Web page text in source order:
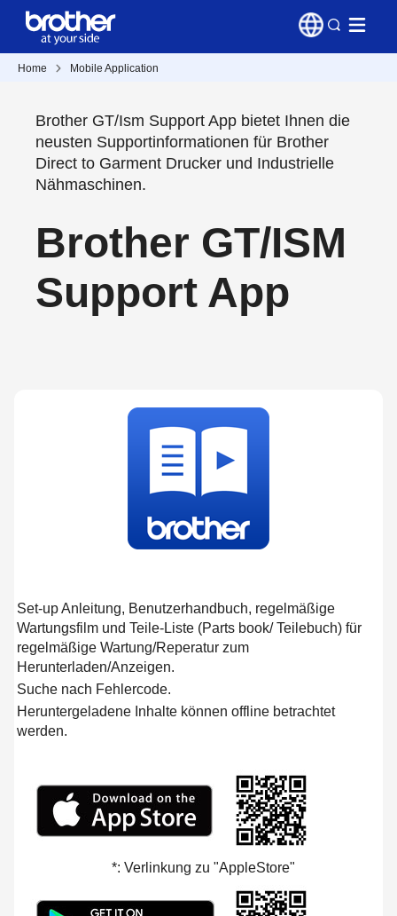
Home Mobile Application
Brother GT/Ism Support App bietet Ihnen die
neusten Supportinformationen für Brother
Direct to Garment Drucker und Industrielle
Nähmaschinen.
Brother GT/ISM
Support App
Set-up Anleitung, Benutzerhandbuch, regelmäßige
Wartungsfilm und Teile-Liste (Parts book/ Teilebuch) für
regelmäßige Wartung/Reperatur zum
Herunterladen/Anzeigen.
Suche nach Fehlercode.
Heruntergeladene Inhalte können offline betrachtet
werden.
*: Verlinkung zu "AppleStore"